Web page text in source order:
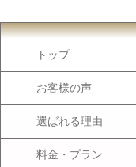
トップ
お客様の声
選ばれる理由
料金・プラン